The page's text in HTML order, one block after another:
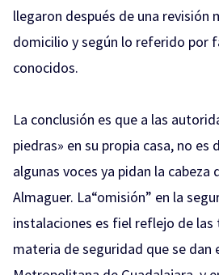
llegaron después de una revisión
domicilio y según lo referido por
conocidos.
La conclusión es que a las
piedras» en su propia casa, no es
algunas voces ya pidan la cabeza
Almaguer. La“omisión” en la
instalaciones es fiel reflejo de
materia de seguridad que se dan